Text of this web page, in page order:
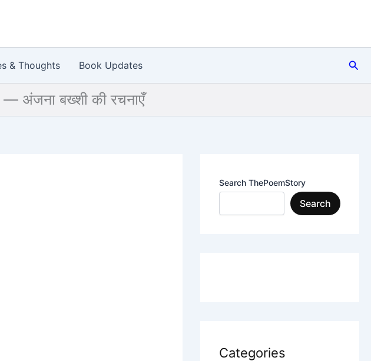
& Thoughts Book Updates
— अंजना बख्शी की रचनाएँ
Search ThePoemStory
Search
Categories